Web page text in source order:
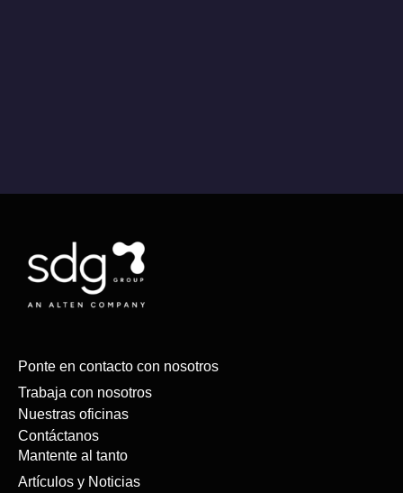
Ponte en contacto con nosotros
Trabaja con nosotros
Nuestras oficinas
Contáctanos
Mantente al tanto
Artículos y Noticias